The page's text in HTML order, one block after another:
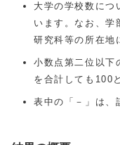
大学の学校数につ
います。なお、学
研究科等の所在地
小数点第二位以下
を合計しても100
表中の「－」は、